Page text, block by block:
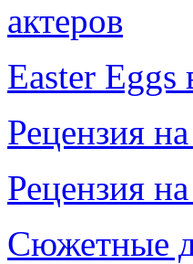
актеров
Easter
Рецензия
Рецензия
Сюжетные